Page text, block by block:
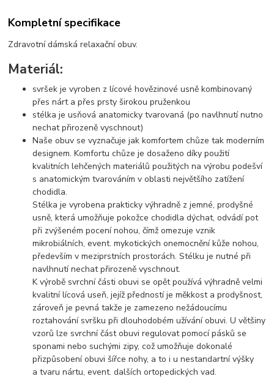
Kompletní specifikace
Zdravotní dámská relaxační obuv.
Materiál:
svršek je vyroben z lícové hovězinové usně kombinovaný
přes nárt a přes prsty širokou pruženkou
stélka je usňová anatomicky tvarovaná (po navlhnutí nutno
nechat přirozeně vyschnout)
Naše obuv se vyznačuje jak komfortem chůze tak moderním
designem. Komfortu chůze je dosaženo díky použití
kvalitních lehčených materiálů použitých na výrobu podešví
s anatomickým tvarováním v oblasti největšího zatížení
chodidla.
Stélka je vyrobena prakticky výhradně z jemné, prodyšné
usně, která umožňuje pokožce chodidla dýchat, odvádí pot
při zvýšeném pocení nohou, čímž omezuje vznik
mikrobiálních, event. mykotických onemocnění kůže nohou,
především v meziprstních prostorách. Stélku je nutné při
navlhnutí nechat přirozeně vyschnout.
K výrobě svrchní části obuvi se opět používá výhradně velmi
kvalitní lícová useň, jejíž předností je měkkost a prodyšnost,
zároveň je pevná takže je zamezeno nežádoucímu
roztahování svršku při dlouhodobém užívání obuvi. U většiny
vzorů lze svrchní část obuvi regulovat pomocí pásků se
sponami nebo suchými zipy, což umožňuje dokonalé
přizpůsobení obuvi šířce nohy, a to i u nestandartní výšky
a tvaru nártu, event. dalších ortopedických vad.